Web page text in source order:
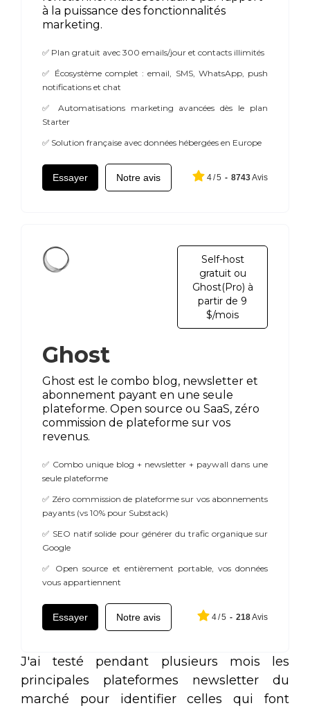
à la puissance des fonctionnalités
marketing.
✅ Plan gratuit avec 300 emails/jour et contacts illimités
✅ Écosystème complet : email, SMS, WhatsApp, push
notifications et chat
✅ Automatisations marketing avancées dès le plan
Starter
✅ Solution française avec données hébergées en Europe
Essayer Notre avis 4/5 - 8743Avis
Self-host
gratuit ou
Ghost(Pro) à
partir de 9
$/mois
Ghost
Ghost est le combo blog, newsletter et
abonnement payant en une seule
plateforme. Open source ou SaaS, zéro
commission de plateforme sur vos
revenus.
✅ Combo unique blog + newsletter + paywall dans une
seule plateforme
✅ Zéro commission de plateforme sur vos abonnements
payants (vs 10% pour Substack)
✅ SEO natif solide pour générer du trafic organique sur
Google
✅ Open source et entièrement portable, vos données
vous appartiennent
Essayer Notre avis 4/5 - 218Avis
J'ai testé pendant plusieurs mois les
principales plateformes newsletter du
marché pour identifier celles qui font